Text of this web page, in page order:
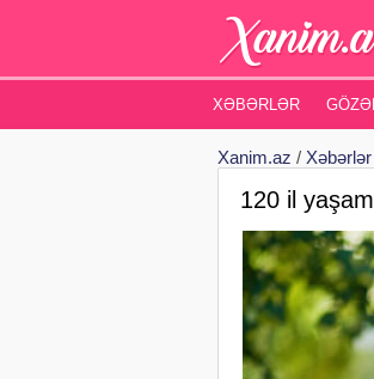
XƏBƏRLƏR
Xanim.az / Xəbərlər
120 il